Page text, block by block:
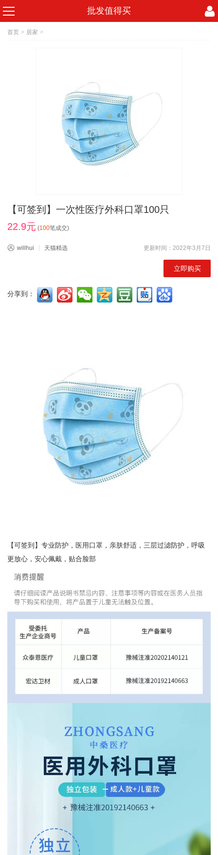
批发值得买
首页 > 居家 >
【可签到】一次性医疗外科口罩100只
22.9元 (100笔成交)
willhui 天猫精选 更新时间：2022年3月7日
立即购买
分享到：
【可签到】专业防护，医用口罩，亲肤舒适，三层过滤防护，呼吸
更放心，安心佩戴，贴合脸部